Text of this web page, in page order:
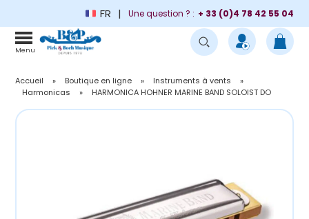
FR Une question ? : + 33 (0)4 78 42 55 04
Menu
Accueil » Boutique en ligne » Instruments à vents
»
Harmonicas
» HARMONICA HOHNER MARINE BAND SOLOIST DO